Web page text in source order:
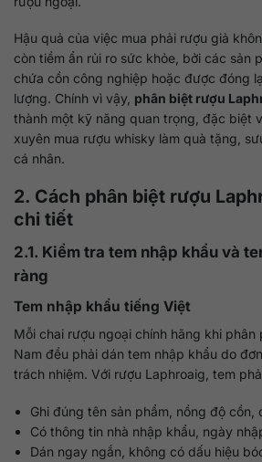
Hậu quả của việc mua phải rượu giả
còn tiềm ẩn rủi ro sức khỏe, bởi các sản
chứa cồn công nghiệp hoặc được đóng
lượng. Chính vì vậy, phân biệt rượu
thành một kỹ năng quan trọng, đặc biệt
xuyên mua rượu whisky làm quà tặng,
cá nhân.
2. Cách phân biệt rượu
chi tiết
2.1. Kiểm tra tem nhập khẩu và
ràng
Tem nhập khẩu tiếng Việt
Mỗi chai rượu ngoại chính hãng khi
Nam đều phải dán tem nhập khẩu do
trách nhiệm. Với rượu Laphroaig, tem
Ghi đúng tên sản phẩm, nồng độ cồn,
Có thông tin nhà nhập khẩu, ngày
Dán ngay ngắn, không có dấu hiệu